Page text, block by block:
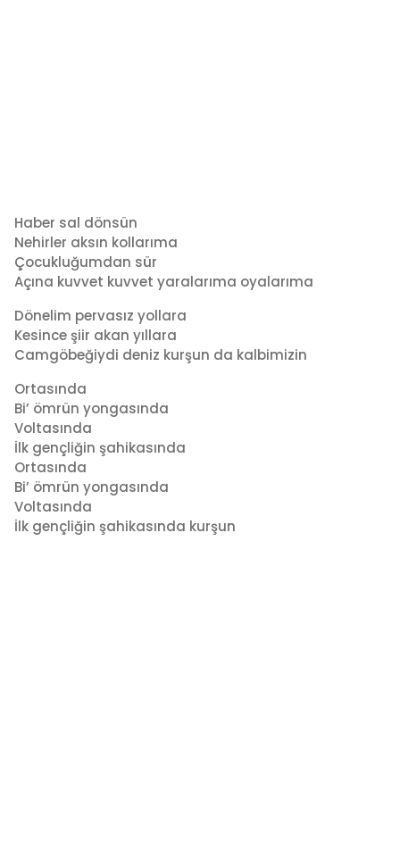
Haber sal dönsün
Nehirler aksın kollarıma
Çocukluğumdan sür
Açına kuvvet kuvvet yaralarıma oyalarıma
Dönelim pervasız yollara
Kesince şiir akan yıllara
Camgöbeğiydi deniz kurşun da kalbimizin
Ortasında
Bi’ ömrün yongasında
Voltasında
İlk gençliğin şahikasında
Ortasında
Bi’ ömrün yongasında
Voltasında
İlk gençliğin şahikasında kurşun